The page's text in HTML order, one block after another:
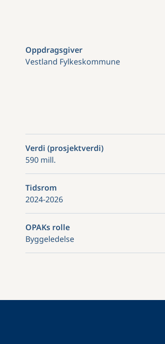
Oppdragsgiver
Vestland Fylkeskommune
Verdi (prosjektverdi)
590 mill.
Tidsrom
2024-2026
OPAKs rolle
Byggeledelse